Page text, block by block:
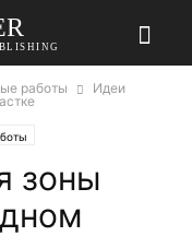
работы
Идеи
зоны